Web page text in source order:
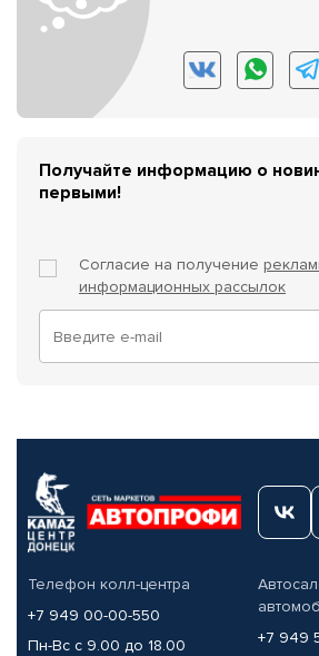
Получайте информацию о
первыми!
Согласие на получение
информационных рассылок
Телефон колл-центра
+7 949 00-00-550
Пн-Вс с 9.00 до 18.00
+7 949